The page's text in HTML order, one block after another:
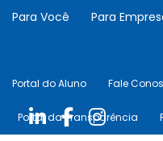
Para Você Para
Portal do Aluno Fale
Portal da Transparência